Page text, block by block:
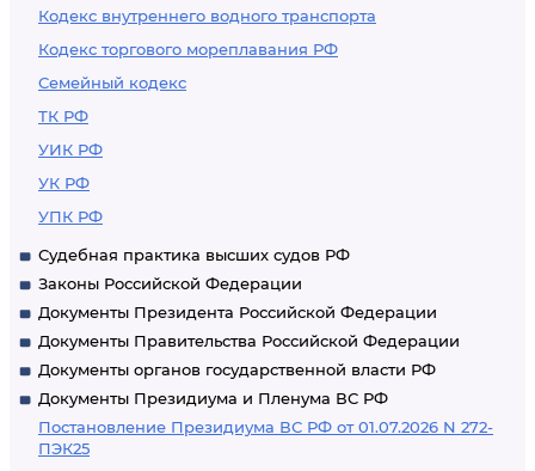
Кодекс внутреннего водного транспорта
Кодекс торгового мореплавания РФ
Семейный кодекс
ТК РФ
УИК РФ
УК РФ
УПК РФ
Судебная практика высших судов РФ
Законы Российской Федерации
Документы Президента Российской Федерации
Документы Правительства Российской Федерации
Документы органов государственной власти РФ
Документы Президиума и Пленума ВС РФ
Постановление Президиума ВС РФ от 01.07.2026 N 272-
ПЭК25